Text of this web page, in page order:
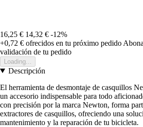
16,25 € 14,32 € -12%
+0,72 € ofrecidos en tu próximo pedido
validación de tu pedido
Loading...
Descripción
El herramienta de desmontaje de casquillos
un accesorio indispensable para todo
con precisión por la marca Newton, forma
extractores de casquillos, ofreciendo una
mantenimiento y la reparación de tu bicicleta.